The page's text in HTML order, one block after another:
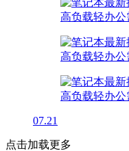
07.21
点击加载更多